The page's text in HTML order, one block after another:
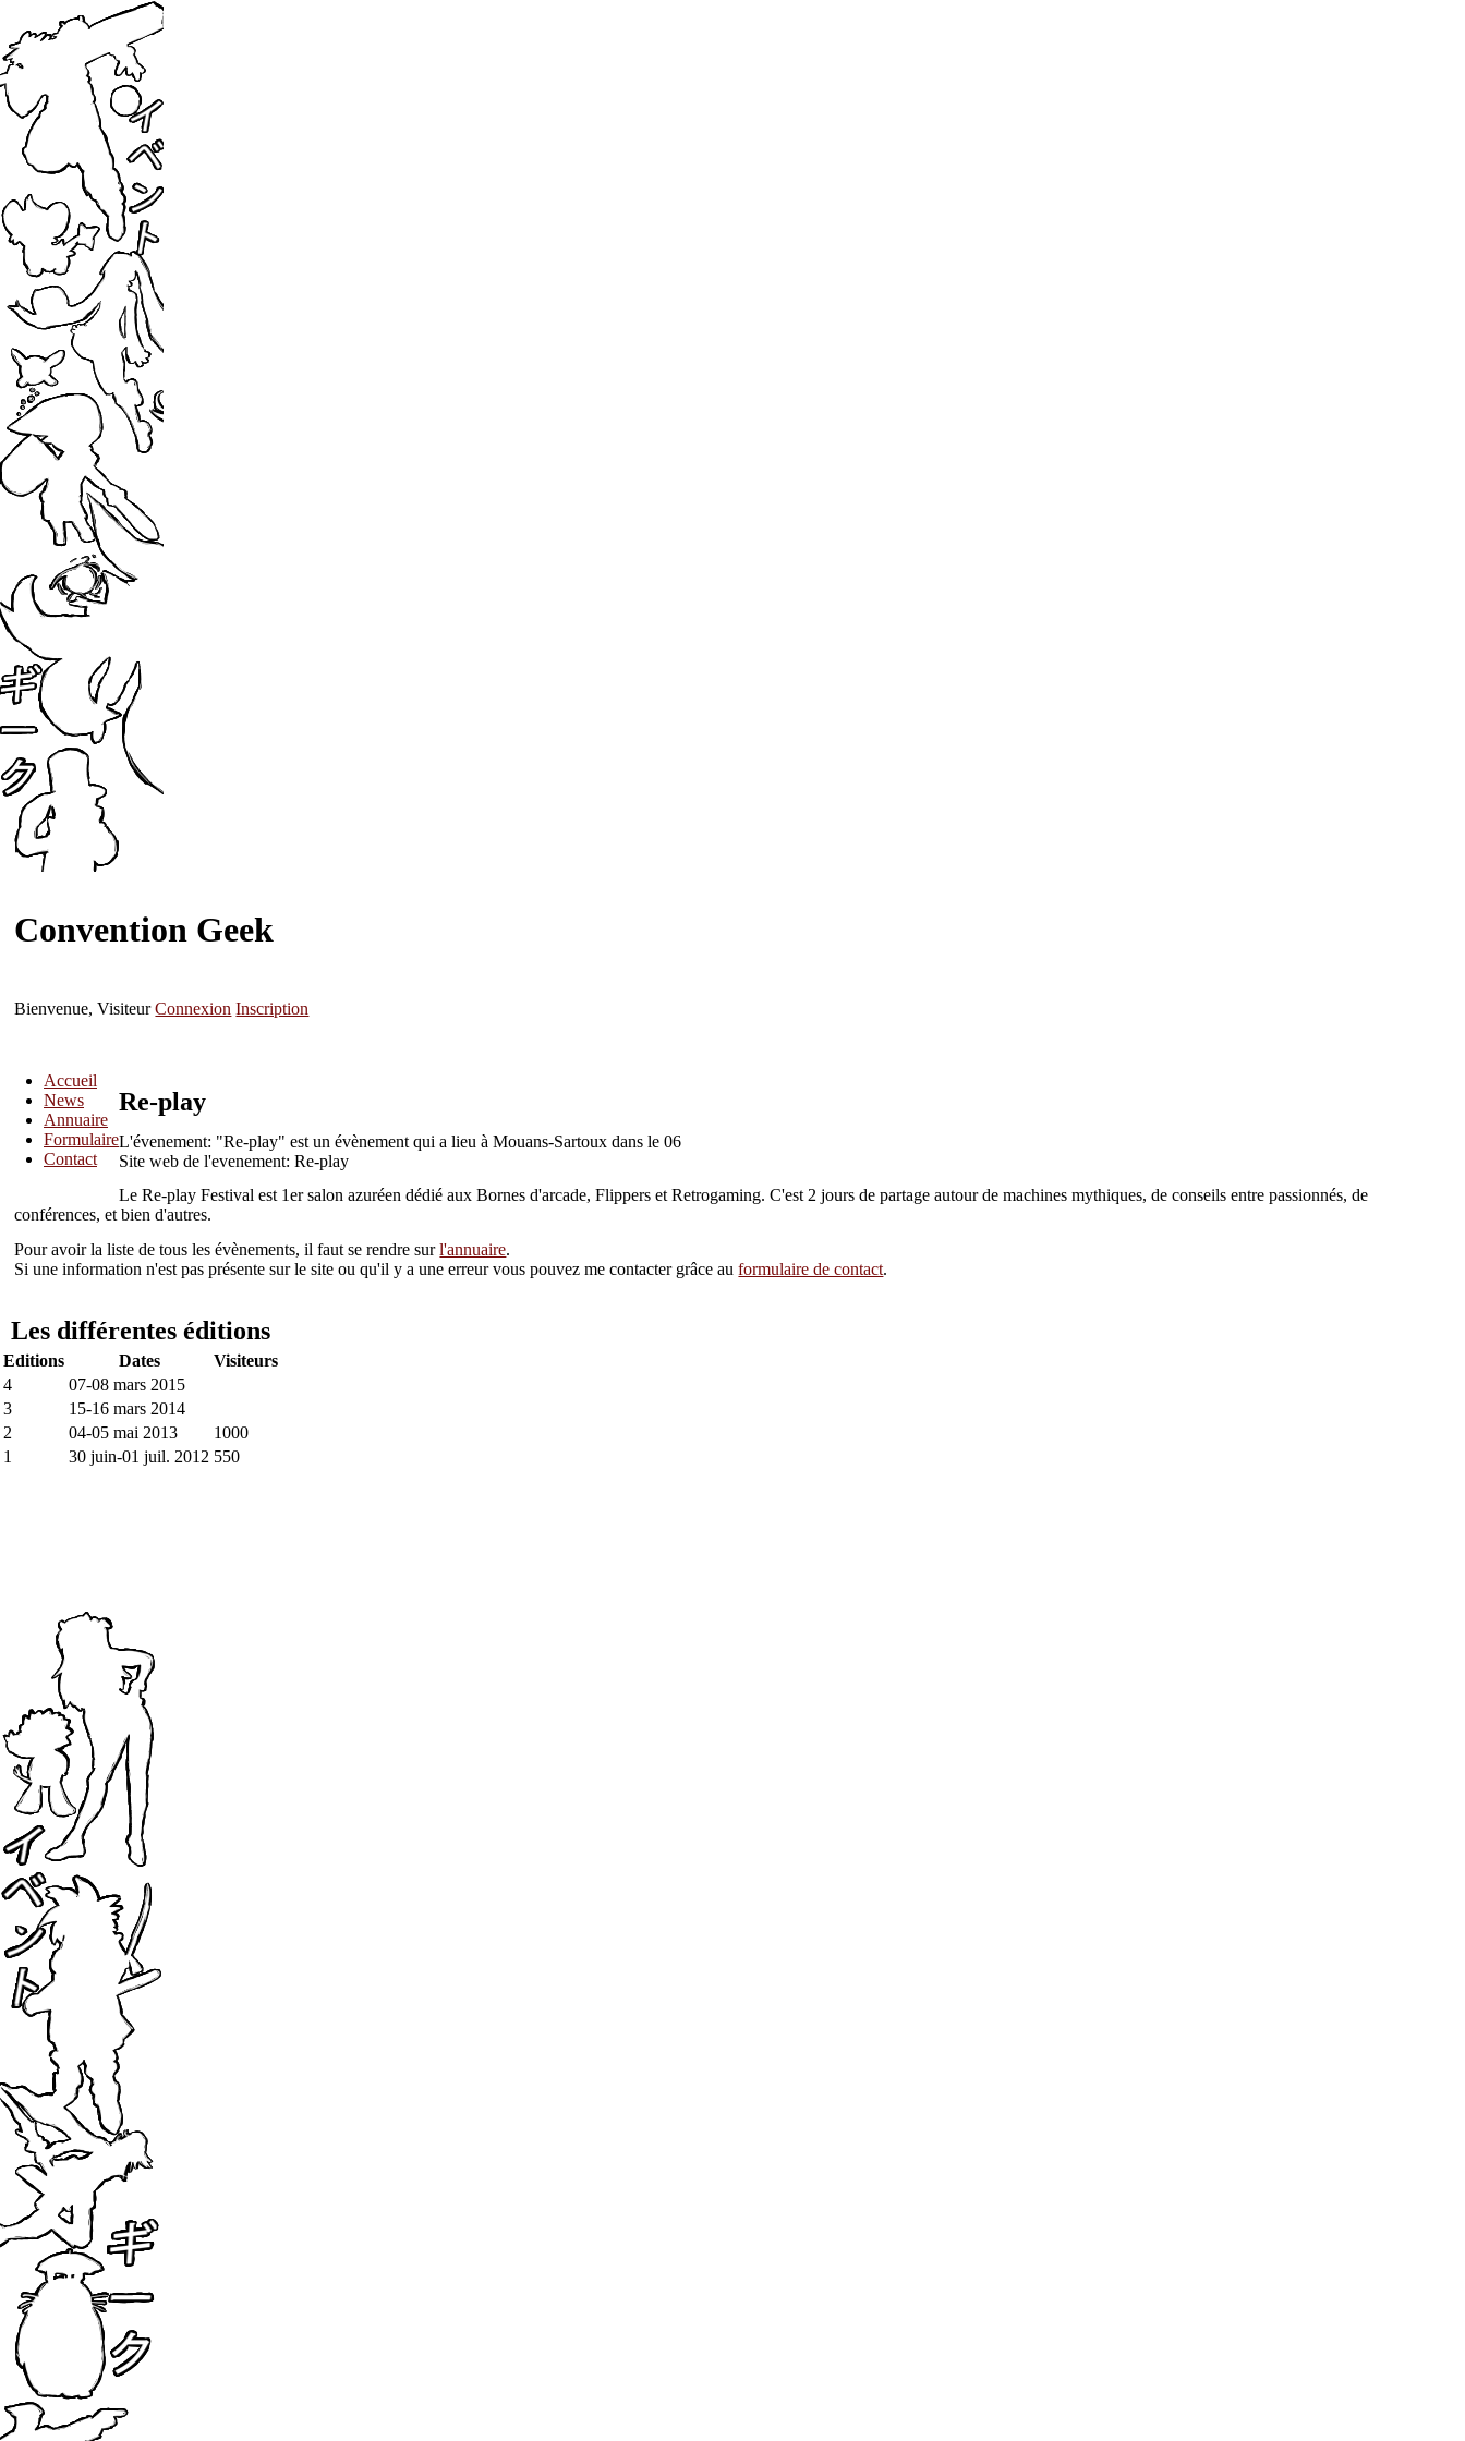
Convention Geek
Bienvenue, Visiteur Connexion Inscription
Accueil
News
Annuaire
Formulaire
Contact
Re-play
L'évenement: "Re-play" est un évènement qui a lieu à Mouans-Sartoux dans le 06
Site web de l'evenement: Re-play
Le Re-play Festival est 1er salon azuréen dédié aux Bornes d'arcade, Flippers et Retrogaming. C'est 2 jours de partage autour de machines mythiques, de conseils entre passionnés, de
conférences, et bien d'autres.
Pour avoir la liste de tous les évènements, il faut se rendre surl'annuaire.
Si une information n'est pas présente sur le site ou qu'il y a une erreur vous pouvez me contacter grâce auformulaire de contact.
Les différentes éditions
Editions Dates
Visiteurs
4
07-08 mars 2015
3
15-16 mars 2014
2
04-05 mai 2013
1000
1
30 juin-01 juil. 2012 550